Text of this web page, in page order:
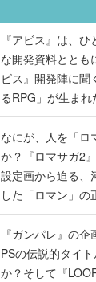
『アビス』は、
な開発資料ととも
ビス』開発陣に聞
るRPG」が生ま
書】
なにが、人を「ロ
か？『ロマサガ2
設定画から迫る、
した「ロマン」
書】
『ガンパレ』の
PSの伝説的タイ
か？そして『